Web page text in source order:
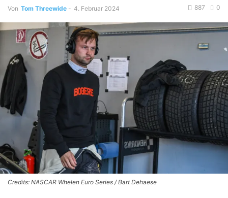
Von Tom Threewide - 4. Februar 2024 0
887
Credits: NASCAR Whelen Euro Series / Bart Dehaese